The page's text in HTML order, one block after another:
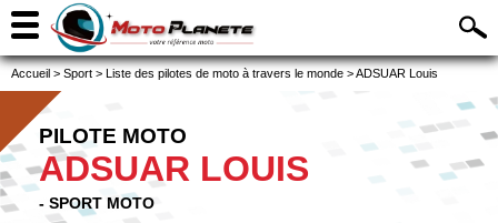
Accueil > Sport > Liste des pilotes de moto à travers le monde >ADSUAR Louis
PILOTE MOTO
ADSUAR LOUIS
- SPORT MOTO